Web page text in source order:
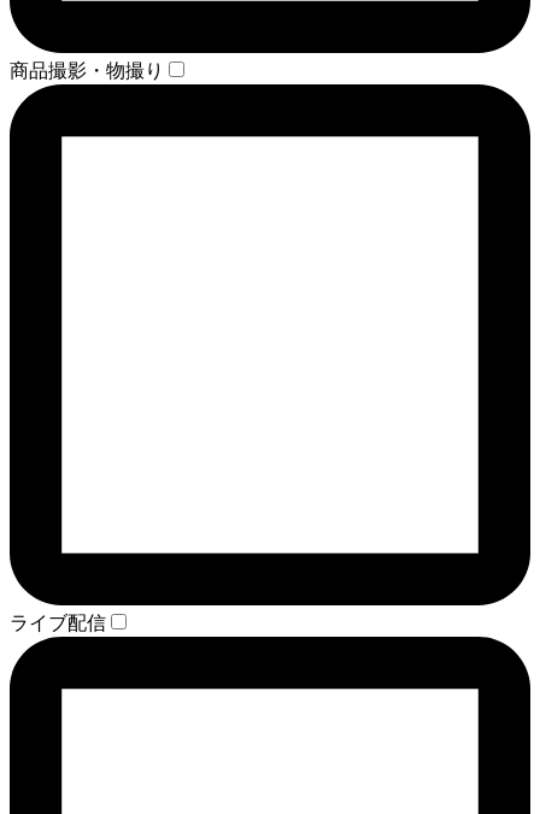
商品撮影・物撮り
ライブ配信